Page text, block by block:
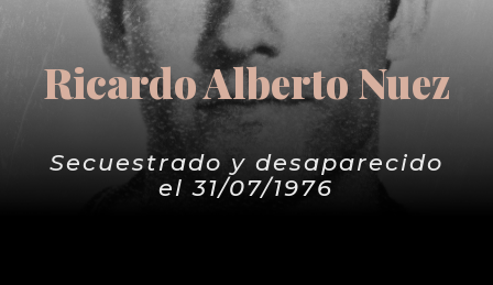
Ricardo Alberto Nuez
Secuestrado y desaparecido
el 31/07/1976